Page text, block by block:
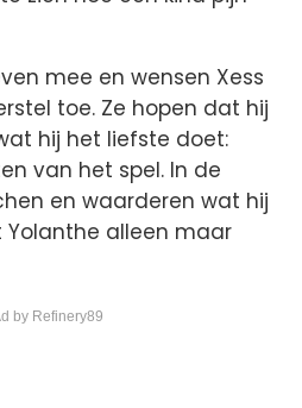
mee en wensen Xess
toe. Ze hopen dat hij
hij het liefste doet:
van het spel. In de
en waarderen wat hij
Yolanthe alleen maar
by Refinery89